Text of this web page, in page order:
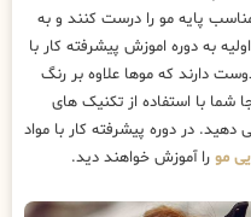
پایه مو را درست کنند و به
به دوره اموزش پیشرفته کار با
دارند که موها علاوه بر رنگ
شما با استفاده از تکنیک های
دهید. در دوره پیشرفته کار با مواد
مو را آموزش خواهند دید.